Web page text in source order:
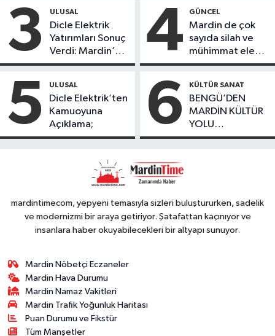
ürünlerini satarak
köydeki
çoçuklara kitap
desteğinde
bulundu
3 ULUSAL
Dicle Elektrik
Yatırımları Sonuç
Verdi: Mardin’de
Kayıp Kaçak
Düşüş
4 GÜNCEL
Mardin de çok
sayıda silah ve
mühimmat ele
geçirildi
5 ULUSAL
Dicle Elektrik’ten
Kamuoyuna
Açıklama;
6 KÜLTÜR SANAT
BENGÜ’DEN
MARDİN KÜLTÜR
YOLU
FESTIVALİ’NDE
mardintimecom, yepyeni temasıyla sizleri buluştururken, sadelik
ve modernizmi bir araya getiriyor. Şatafattan kaçınıyor ve
insanlara haber okuyabilecekleri bir altyapı sunuyor.
Mardin Nöbetçi Eczaneler
Mardin Hava Durumu
Mardin Namaz Vakitleri
Mardin Trafik Yoğunluk Haritası
Puan Durumu ve Fikstür
Tüm Manşetler